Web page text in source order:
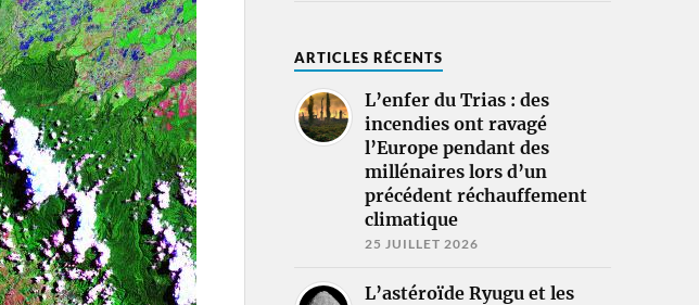
ARTICLES RÉCENTS
L’enfer du Trias : des
incendies ont ravagé
l’Europe pendant des
millénaires lors d’un
précédent réchauffement
climatique
25 JUILLET 2026
L’astéroïde Ryugu et les